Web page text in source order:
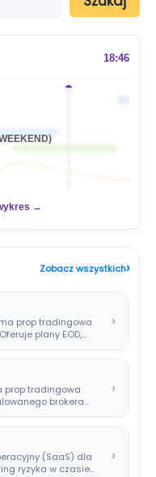
18:46
→
Zobacz wszystkich›
prop tradingowa
plany EOD,…
›
prop tradingowa
brokera
›
(SaaS) dla
ryzyka w czasie
›